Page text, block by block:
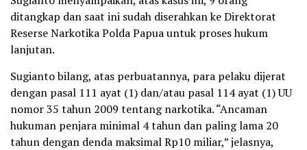
ditangkap dan saat ini sudah diserahkan ke Direktorat
Reserse Narkotika Polda Papua untuk proses hukum
lanjutan.
Sugianto bilang, atas perbuatannya, para pelaku dijerat
dengan pasal 111 ayat (1) dan/atau pasal 114 ayat (1) UU
nomor 35 tahun 2009 tentang narkotika. “Ancaman
hukuman penjara minimal 4 tahun dan paling lama 20
tahun dengan denda maksimal Rp10 miliar,” jelasnya,